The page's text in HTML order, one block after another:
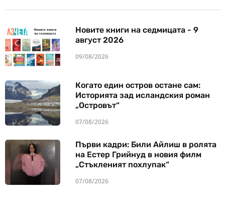
Новите книги на седмицата - 9
август 2026
09/08/2026
Когато един остров остане сам:
Историята зад исландския роман
„Островът“
07/08/2026
Първи кадри: Били Айлиш в ролята
на Естер Грийнуд в новия филм
„Стъкленият похлупак“
07/08/2026